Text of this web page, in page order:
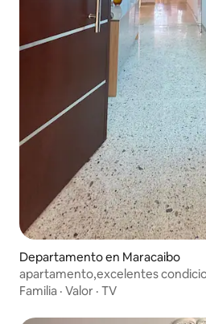
Departamento en Maracaibo
apartamento,excelentes
Familia · Valor · TV